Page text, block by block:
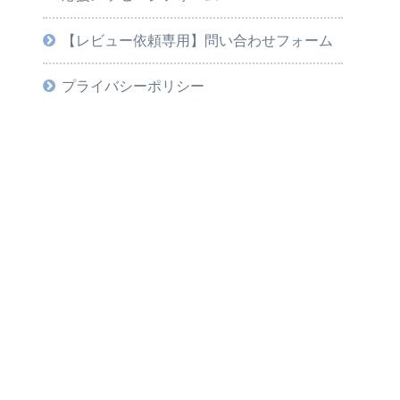
【レビュー依頼専用】問い合わせフォーム
プライバシーポリシー